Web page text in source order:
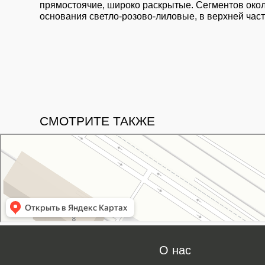
прямостоячие, широко раскрытые. Сегментов
основания светло-розово-лиловые, в верхней
СМОТРИТЕ ТАКЖЕ
Питомник растений в Москве
Садовый центр в Москве
О нас